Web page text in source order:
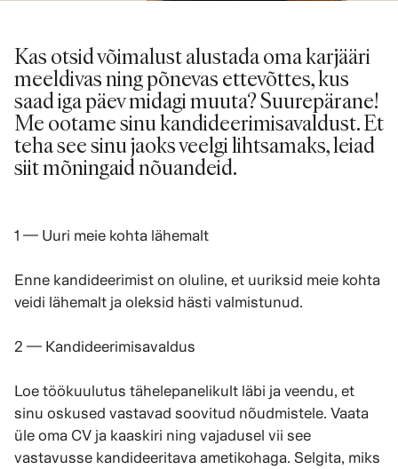
Kas otsid võimalust alustada oma karjääri
meeldivas ning põnevas ettevõttes, kus
saad iga päev midagi muuta? Suurepärane!
Me ootame sinu kandideerimisavaldust. Et
teha see sinu jaoks veelgi lihtsamaks, leiad
siit mõningaid nõuandeid.
1 — Uuri meie kohta lähemalt
Enne kandideerimist on oluline, et uuriksid meie kohta
veidi lähemalt ja oleksid hästi valmistunud.
2 — Kandideerimisavaldus
Loe töökuulutus tähelepanelikult läbi ja veendu, et
sinu oskused vastavad soovitud nõudmistele. Vaata
üle oma CV ja kaaskiri ning vajadusel vii see
vastavusse kandideeritava ametikohaga. Selgita, miks